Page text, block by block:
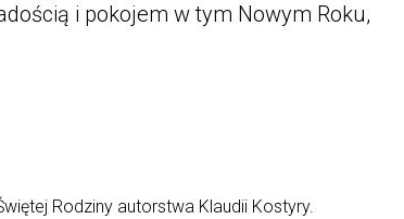
i pokojem w tym Nowym Roku,
Rodziny autorstwa Klaudii Kostyry.